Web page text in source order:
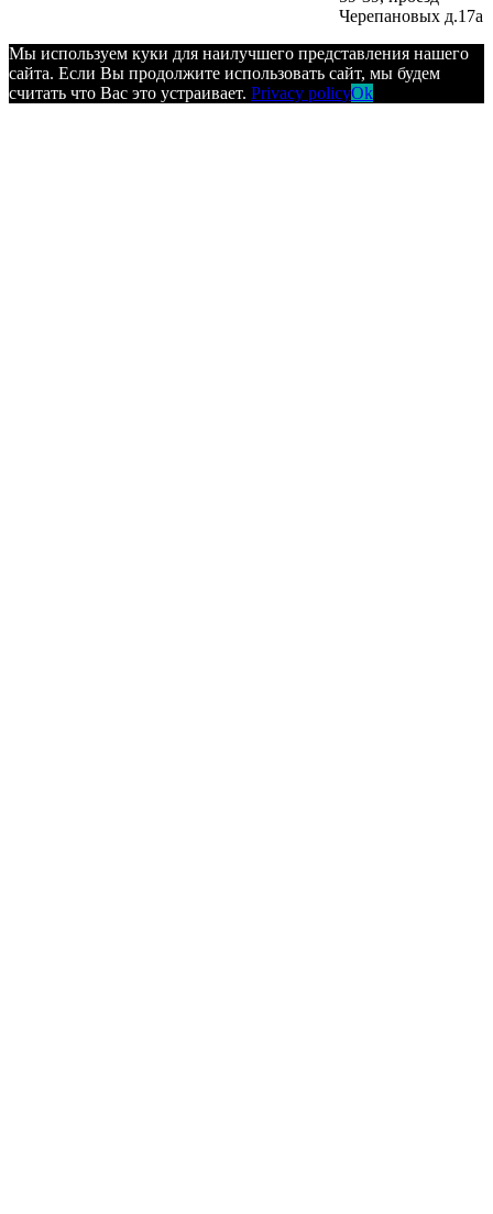
Черепановых д.17а
Мы используем куки для наилучшего представления нашего
сайта. Если Вы продолжите использовать сайт, мы будем
считать что Вас это устраивает. Privacy policyOk